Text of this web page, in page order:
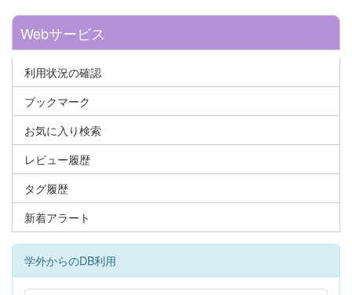
Webサービス
利用状況の確認
ブックマーク
お気に入り検索
レビュー履歴
タグ履歴
新着アラート
学外からのDB利用